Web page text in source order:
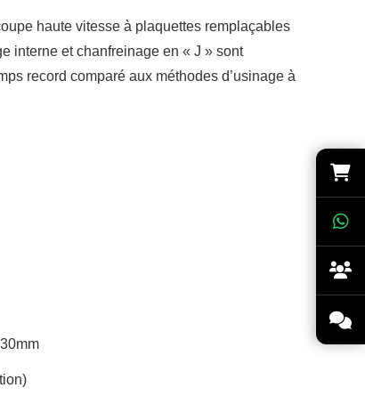
haute vitesse à plaquettes remplaçables
interne et chanfreinage en « J » sont
record comparé aux méthodes d’usinage à